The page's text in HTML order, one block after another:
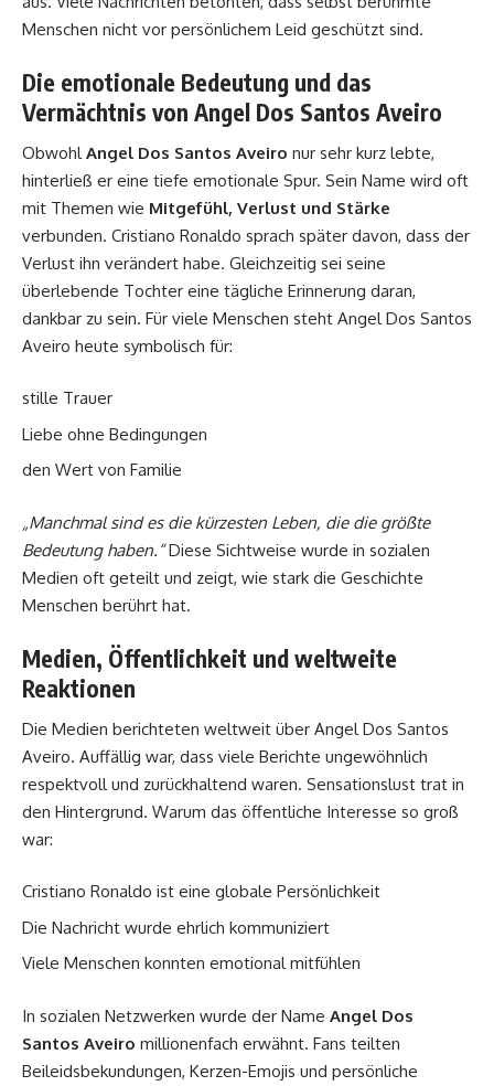
Menschen nicht vor persönlichem Leid geschützt sind.
Die emotionale Bedeutung und das
Vermächtnis von Angel Dos Santos Aveiro
Obwohl Angel Dos Santos Aveiro nur sehr kurz lebte,
hinterließ er eine tiefe emotionale Spur. Sein Name wird oft
mit Themen wie Mitgefühl, Verlust und Stärke
verbunden. Cristiano Ronaldo sprach später davon, dass der
Verlust ihn verändert habe. Gleichzeitig sei seine
überlebende Tochter eine tägliche Erinnerung daran,
dankbar zu sein. Für viele Menschen steht Angel Dos Santos
Aveiro heute symbolisch für:
stille Trauer
Liebe ohne Bedingungen
den Wert von Familie
„Manchmal sind es die kürzesten Leben, die die größte
Bedeutung haben.“Diese Sichtweise wurde in sozialen
Medien oft geteilt und zeigt, wie stark die Geschichte
Menschen berührt hat.
Medien, Öffentlichkeit und weltweite
Reaktionen
Die Medien berichteten weltweit über Angel Dos Santos
Aveiro. Auffällig war, dass viele Berichte ungewöhnlich
respektvoll und zurückhaltend waren. Sensationslust trat in
den Hintergrund. Warum das öffentliche Interesse so groß
war:
Cristiano Ronaldo ist eine globale Persönlichkeit
Die Nachricht wurde ehrlich kommuniziert
Viele Menschen konnten emotional mitfühlen
In sozialen Netzwerken wurde der Name Angel Dos
Santos Aveiro millionenfach erwähnt. Fans teilten
Beileidsbekundungen, Kerzen-Emojis und persönliche